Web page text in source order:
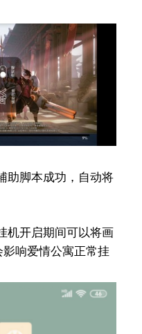
助脚本成功，自动将
机开启期间可以将画
响爱情公寓正常挂